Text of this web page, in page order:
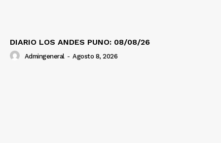
DIARIO LOS ANDES PUNO: 08/08/26
Admingeneral - Agosto 8, 2026